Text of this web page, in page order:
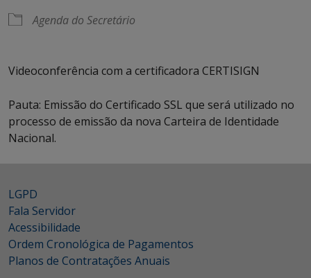
Agenda do Secretário
Videoconferência com a certificadora CERTISIGN
Pauta: Emissão do Certificado SSL que será utilizado no
processo de emissão da nova Carteira de Identidade
Nacional.
LGPD
Fala Servidor
Acessibilidade
Ordem Cronológica de Pagamentos
Planos de Contratações Anuais